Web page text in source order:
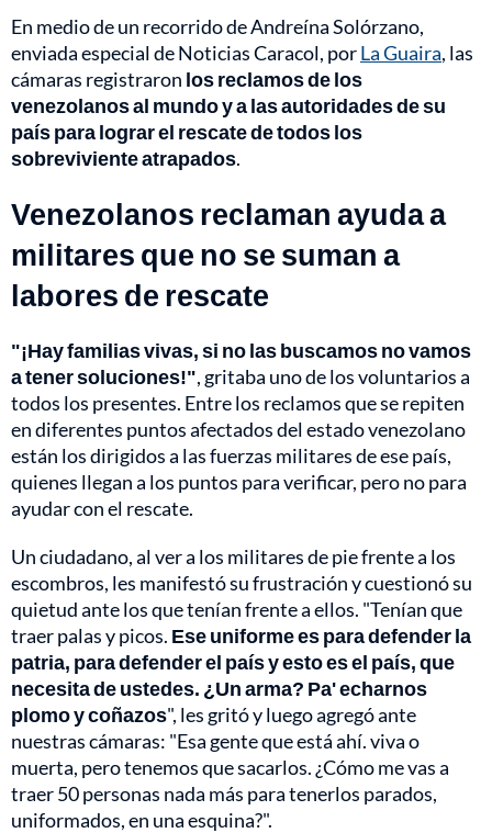
En medio de un recorrido de Andreína Solórzano,
enviada especial de Noticias Caracol, porLa Guaira, las
cámaras registraron los reclamos de los
venezolanos al mundo y a las autoridades de su
país para lograr el rescate de todos los
sobreviviente atrapados.
Venezolanos reclaman ayuda a
militares que no se suman a
labores de rescate
"¡Hay familias vivas, si no las buscamos no vamos
a tener soluciones!", gritaba uno de los voluntarios a
todos los presentes. Entre los reclamos que se repiten
en diferentes puntos afectados del estado venezolano
están los dirigidos a las fuerzas militares de ese país,
quienes llegan a los puntos para verificar, pero no para
ayudar con el rescate.
Un ciudadano, al ver a los militares de pie frente a los
escombros, les manifestó su frustración y cuestionó su
quietud ante los que tenían frente a ellos. "Tenían que
traer palas y picos. Ese uniforme es para defender la
patria, para defender el país y esto es el país, que
necesita de ustedes. ¿Un arma? Pa' echarnos
plomo y coñazos", les gritó y luego agregó ante
nuestras cámaras: "Esa gente que está ahí. viva o
muerta, pero tenemos que sacarlos. ¿Cómo me vas a
traer 50 personas nada más para tenerlos parados,
uniformados, en una esquina?".